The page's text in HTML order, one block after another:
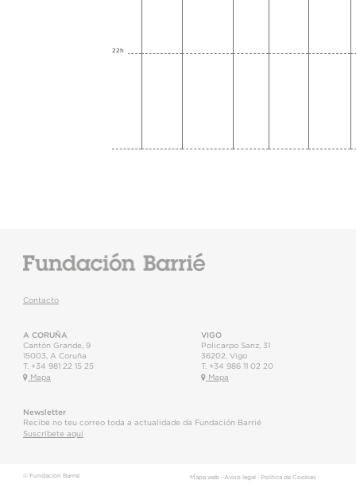
22h
Contacto
A CORUÑA
Cantón Grande, 9
15003
A Coruña
T. +34 981 22 15 25
Mapa
VIGO
Policarpo Sanz, 31
36202 Vigo
T. +34 986 11 02 20
Mapa
Newsletter
Recibe no teu correo toda a actualidade da Fundación Barrié
Suscríbete aquí
© Fundación Barrié Mapa web· Aviso legal · Política de Cookies ·